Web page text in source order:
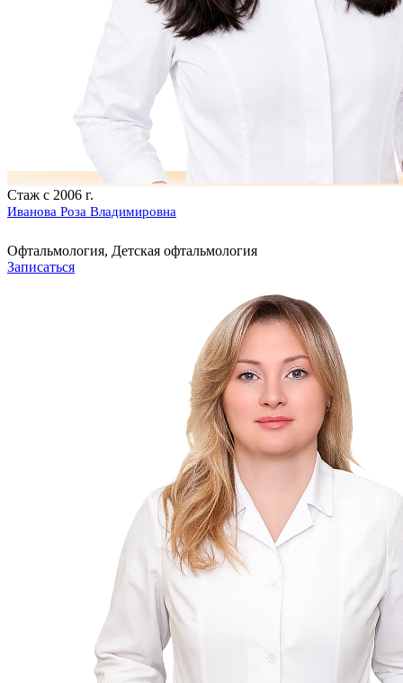
Стаж с 2006 г.
Иванова Роза Владимировна
Офтальмология, Детская офтальмология
Записаться